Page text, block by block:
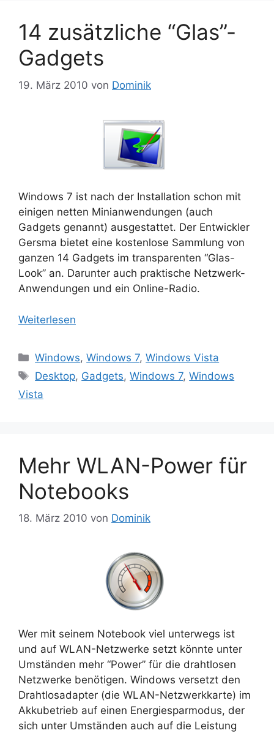
14 zusätzliche “Glas”-
Gadgets
19. März 2010 von Dominik
Windows 7 ist nach der Installation schon mit
einigen netten Minianwendungen (auch
Gadgets genannt) ausgestattet. Der Entwickler
Gersma bietet eine kostenlose Sammlung von
ganzen 14 Gadgets im transparenten “Glas-
Look” an. Darunter auch praktische Netzwerk-
Anwendungen und ein Online-Radio.
Weiterlesen
Kategorien
Windows,Windows 7,Windows Vista
Schlagwörter
Desktop, Gadgets,Windows 7,Windows
Vista
Mehr WLAN-Power für
Notebooks
18. März 2010 von Dominik
Wer mit seinem Notebook viel unterwegs ist
und auf WLAN-Netzwerke setzt könnte unter
Umständen mehr “Power” für die drahtlosen
Netzwerke benötigen. Windows versetzt den
Drahtlosadapter (die WLAN-Netzwerkkarte) im
Akkubetrieb auf einen Energiesparmodus, der
sich unter Umständen auch auf die Leistung